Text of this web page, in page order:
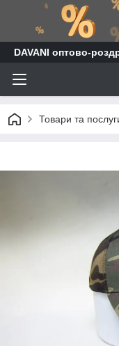
DAVANI оптово-
Товари та